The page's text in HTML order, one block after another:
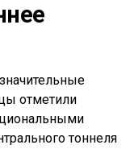
отметили
тоннеля